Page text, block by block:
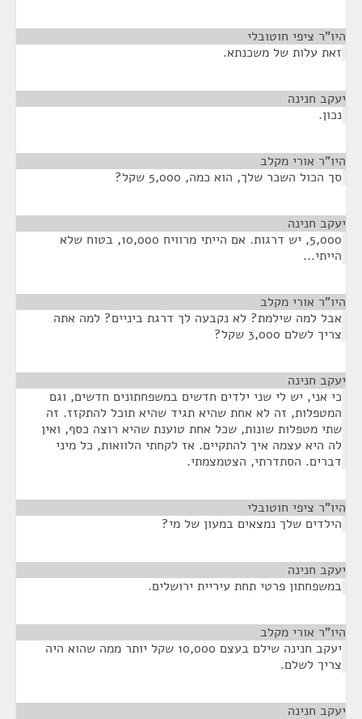
היו"ר ציפי חוטובלי
זאת עלות של משכנתא.
יעקב חנינה
נכון.
היו"ר אורי מקלב
סך הכול השכר שלך, הוא כמה, 5,000 שקל?
יעקב חנינה
5,000, יש דרגות. אם הייתי מרוויח 10,000, בטוח שלא
הייתי...
היו"ר אורי מקלב
אבל למה שילמת? לא נקבעה לך דרגת ביניים? למה אתה
צריך לשלם 3,000 שקל?
יעקב חנינה
כי אני, יש לי שני ילדים חדשים במשפחתונים חדשים, וגם
המטפלות, זה לא אחת שהיא תגיד שהיא תוכל להתקזז. זה
שתי מטפלות שונות, שכל אחת טוענת שהיא רוצה כסף, ואין
לה היא עצמה איך להתקיים. אז לקחתי הלוואות, כל מיני
דברים. הסתדרתי, הצטמצמתי.
היו"ר ציפי חוטובלי
הילדים שלך נמצאים במעון של מי?
יעקב חנינה
במשפחתון פרטי תחת עיריית ירושלים.
היו"ר אורי מקלב
יעקב חנינה שילם בעצם 10,000 שקל יותר ממה שהוא היה
צריך לשלם.
יעקב חנינה